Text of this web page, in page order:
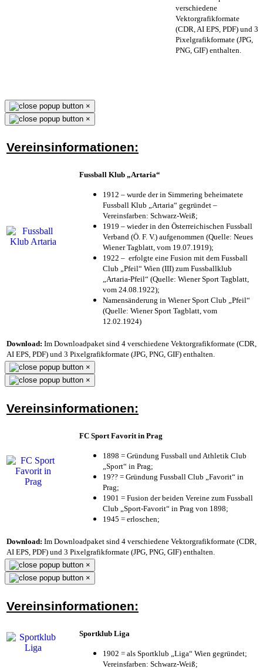
verschiedene
Vektorgrafikformate
(CDR, AI EPS, PDF) und 3
Pixelgrafikformate (JPG,
PNG, GIF) enthalten.
×
×
Vereinsinformationen:
Fussball Klub „Artaria“
1912 – wurde der in Simmering beheimatete
Fussball Klub „Artaria“ gegründet –
Vereinsfarben: Schwarz-Weiß;
1919 – wieder in den Österreichischen Fussball
Verband (Ö. F. V.) aufgenommen (Quelle: Neues
Wiener Tagblatt, vom 19.07.1919);
1922 – erfolgte eine Fusion mit dem Fussball
Club „Pfeil“ Wien (III) zum Fussballklub
„Artaria-Pfeil“ (Quelle: Wiener Sport Tagblatt,
vom 24.08.1922);
Namensänderung in Wiener Sport Club „Pfeil“
(Quelle: Wiener Sport Tagblatt, vom
12.02.1924)
Download: Im Downloadpaket sind 4 verschiedene Vektorgrafikformate (CDR,
AI EPS, PDF) und 3 Pixelgrafikformate (JPG, PNG, GIF) enthalten.
×
×
Vereinsinformationen:
FC Sport Favorit in Prag
1898 = Gründung Fussball und Athletik Club
„Sport“ in Prag;
19?? = Gründung Fussball Club „Favorit“ in
Prag;
1901 = Fusion der beiden Vereine zum Fussball
Club „Sport-Favorit“ in Prag von 1898;
1945 = erloschen;
Download: Im Downloadpaket sind 4 verschiedene Vektorgrafikformate (CDR,
AI EPS, PDF) und 3 Pixelgrafikformate (JPG, PNG, GIF) enthalten.
×
×
Vereinsinformationen:
Sportklub Liga
1902 = als Sportklub „Liga“ Wien gegründet;
Vereinsfarben: Schwarz-Weiß;